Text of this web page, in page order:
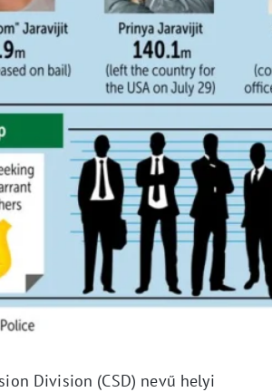
Division (CSD) nevű helyi